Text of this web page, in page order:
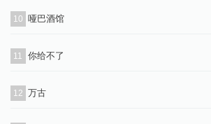
10 哑巴酒馆
11 你给不了
12 万古